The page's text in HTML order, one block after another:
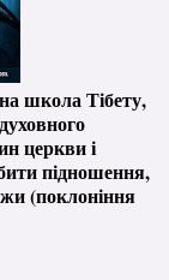
школа Тібету,
церкви і
підношення,
(поклоніння